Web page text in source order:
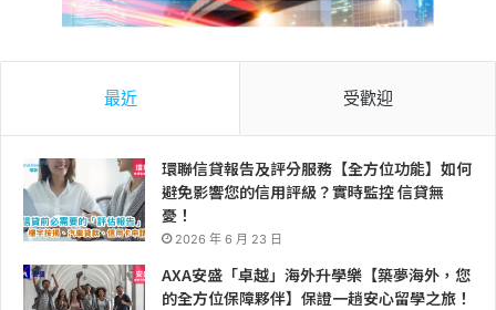
最近 受歡迎
環聯信貸報告及評分服務【全方位功能】如何
避免影響您的信用評級？實時監控 信貸無
憂！
2026 年 6 月 23 日
AXA安盛「卓越」海外升學樂【築夢海外，您
的全方位保障夥伴】保證一趟安心留學之旅！